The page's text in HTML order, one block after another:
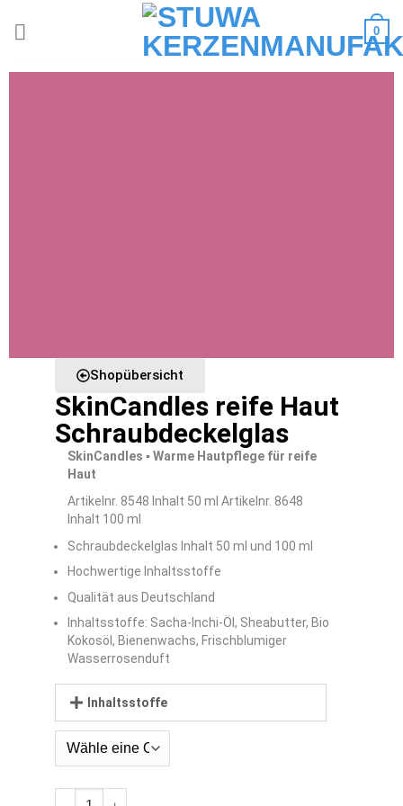
0
Shopübersicht
SkinCandles reife Haut
Schraubdeckelglas
SkinCandles▪Warme Hautpflege für reife
Haut
Artikelnr. 8548 Inhalt 50 ml Artikelnr. 8648
Inhalt 100 ml
Schraubdeckelglas Inhalt 50 ml und 100 ml
Hochwertige Inhaltsstoffe
Qualität aus Deutschland
Inhaltsstoffe: Sacha-Inchi-Öl, Sheabutter, Bio
Kokosöl, Bienenwachs, Frischblumiger
Wasserrosenduft
Inhaltsstoffe